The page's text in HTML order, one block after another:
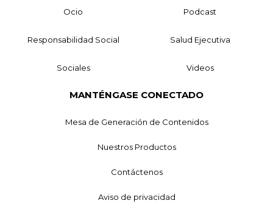
Ocio Podcast
Responsabilidad Social Salud Ejecutiva
Sociales Videos
MANTÉNGASE CONECTADO
Mesa de Generación de Contenidos
Nuestros Productos
Contáctenos
Aviso de privacidad